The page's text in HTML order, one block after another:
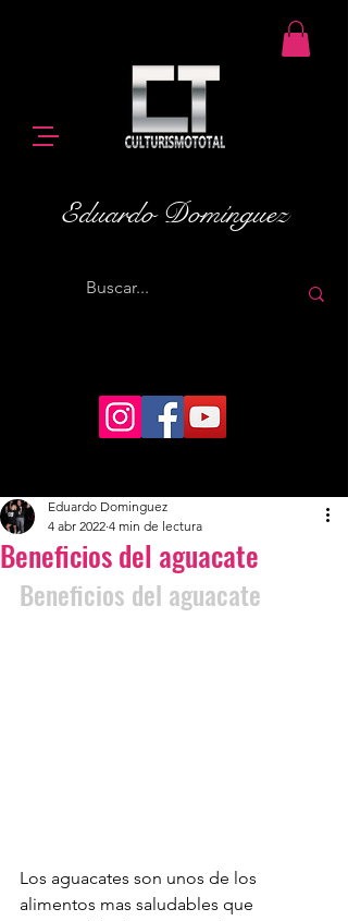
Eduardo Domínguez
Beneficios del aguacate
Eduardo Dominguez
4 abr 2022 4 min de lectura
Beneficios del aguacate
Los aguacates son unos de los
alimentos mas saludables que